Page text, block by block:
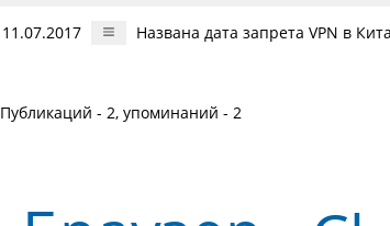
11.07.2017 Названа дата запрета VPN в
Публикаций - 2, упоминаний - 2